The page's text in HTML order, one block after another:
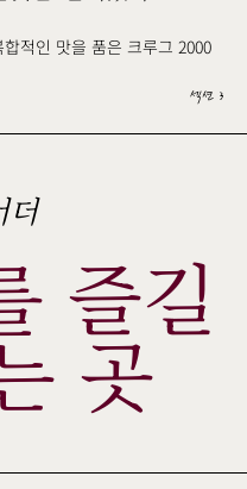
적인 맛을 품은 크루그 2000
섹션 3
즐길
곳